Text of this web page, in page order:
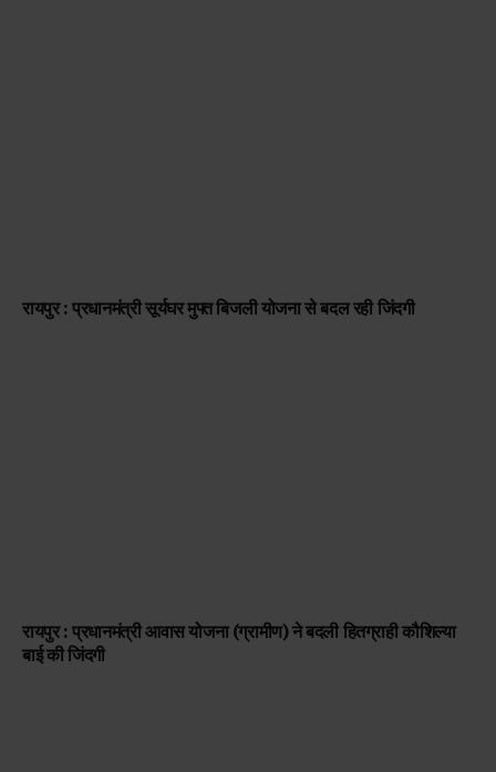
रायपुर : प्रधानमंत्री सूर्यघर मुफ्त बिजली योजना से बदल रही जिंदगी
रायपुर : प्रधानमंत्री आवास योजना (ग्रामीण) ने बदली हितग्राही कौशिल्या
बाई की जिंदगी